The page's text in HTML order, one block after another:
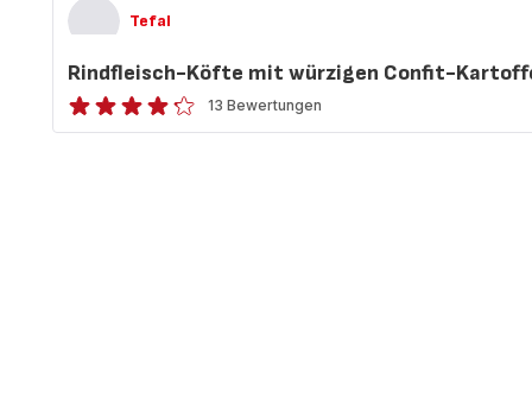
Tefal
Rindfleisch-Köfte mit würzigen Confit-
ratings.4.2
13 Bewertungen